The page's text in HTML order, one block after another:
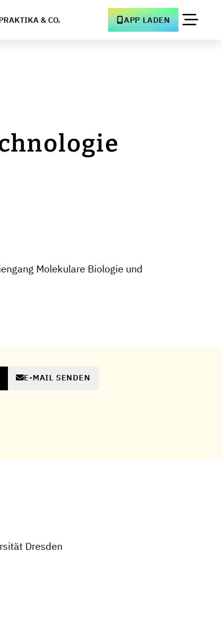
& CO. APP LADEN
Molekulare Biologie und
E-MAIL SENDEN
Dresden